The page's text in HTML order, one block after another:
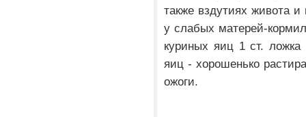
также вздутиях живота
у слабых матерей-
куриных яиц 1 ст.
яиц - хорошенько
ожоги.